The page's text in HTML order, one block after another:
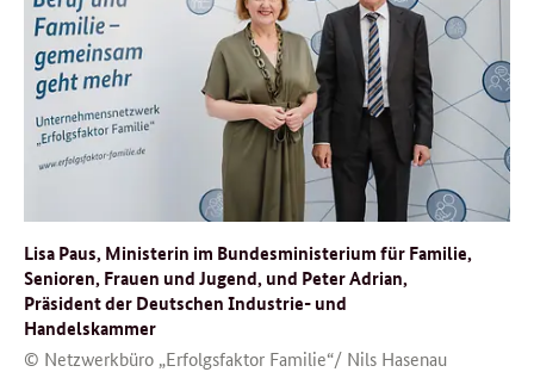
Lisa Paus, Ministerin im Bundesministerium für Familie,
Senioren, Frauen und Jugend, und Peter Adrian,
Präsident der Deutschen Industrie- und
Handelskammer
© Netzwerkbüro „Erfolgsfaktor Familie“/ Nils Hasenau